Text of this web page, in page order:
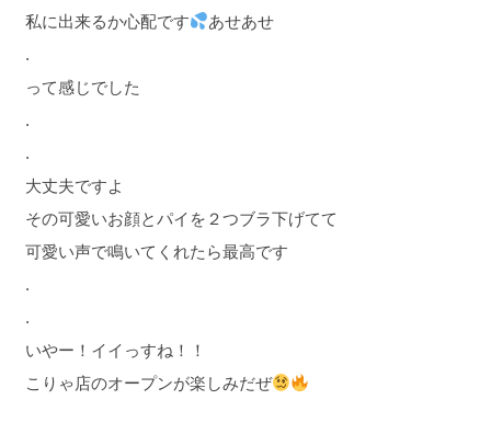
私に出来るか心配です
あせあせ
.
って感じでした
.
.
大丈夫ですよ
その可愛いお顔とパイを２つブラ下げてて
可愛い声で鳴いてくれたら最高です
.
.
いやー！イイっすね！！
こりゃ店のオープンが楽しみだぜ